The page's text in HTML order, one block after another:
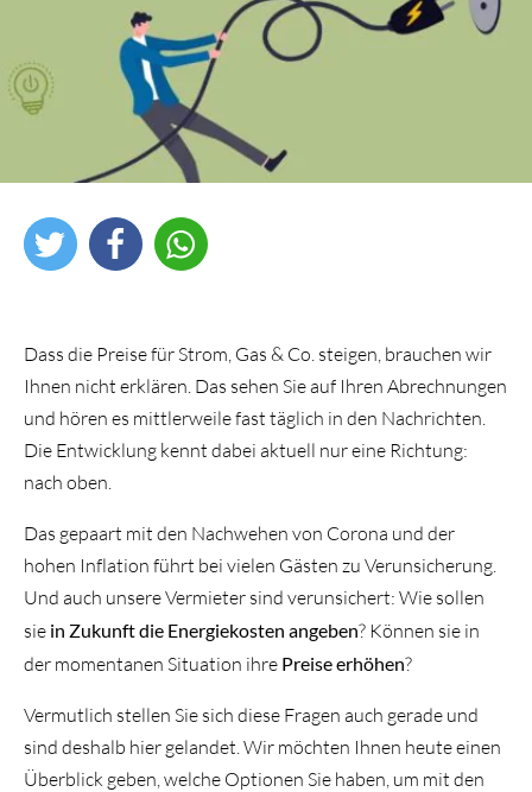
Dass die Preise für Strom, Gas & Co. steigen, brauchen wir
Ihnen nicht erklären. Das sehen Sie auf Ihren Abrechnungen
und hören es mittlerweile fast täglich in den Nachrichten.
Die Entwicklung kennt dabei aktuell nur eine Richtung:
nach oben.
Das gepaart mit den Nachwehen von Corona und der
hohen Inflation führt bei vielen Gästen zu Verunsicherung.
Und auch unsere Vermieter sind verunsichert: Wie sollen
sie in Zukunft die Energiekosten angeben? Können sie in
der momentanen Situation ihre Preise erhöhen?
Vermutlich stellen Sie sich diese Fragen auch gerade und
sind deshalb hier gelandet. Wir möchten Ihnen heute einen
Überblick geben, welche Optionen Sie haben, um mit den